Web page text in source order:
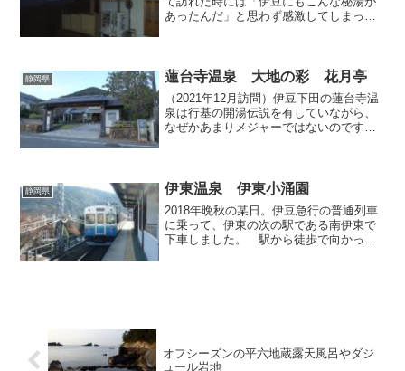
あったんだ」と思わず感激してしまった
るところで左折し更に狭く...
静岡県 蓮台寺温泉 大地の彩 花月亭
（2021年12月訪問）伊豆下田の蓮台寺温
泉は行基の開湯伝説を有していながら、
なぜかあまりメジャーではないのです
亭」というお宿で、日帰...
静岡県 伊東温泉 伊東小涌園
2018年晩秋の某日。伊豆急行の普通列車
に乗って、伊東の次の駅である南伊東で
下車しました。 駅から徒歩で向かった
オフシーズンの平六地蔵露天風呂やダジ
ュール岩地